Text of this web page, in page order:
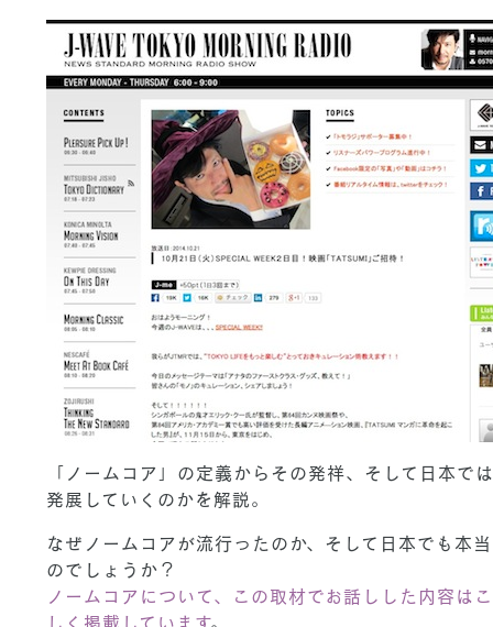
「ノームコア」の定義からその発祥、そして日本で
発展していくのかを解説。
なぜノームコアが流行ったのか、そして日本でも本
のでしょうか？
ノームコアについて、この取材でお話しした内容は
しく掲載しています。